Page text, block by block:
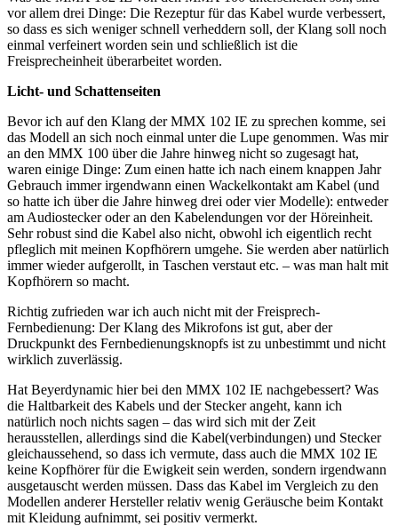
vor allem drei Dinge: Die Rezeptur für das Kabel wurde verbessert,
so dass es sich weniger schnell verheddern soll, der Klang soll noch
einmal verfeinert worden sein und schließlich ist die
Freisprecheinheit überarbeitet worden.
Licht- und Schattenseiten
Bevor ich auf den Klang der MMX 102 IE zu sprechen komme, sei
das Modell an sich noch einmal unter die Lupe genommen. Was mir
an den MMX 100 über die Jahre hinweg nicht so zugesagt hat,
waren einige Dinge: Zum einen hatte ich nach einem knappen Jahr
Gebrauch immer irgendwann einen Wackelkontakt am Kabel (und
so hatte ich über die Jahre hinweg drei oder vier Modelle): entweder
am Audiostecker oder an den Kabelendungen vor der Höreinheit.
Sehr robust sind die Kabel also nicht, obwohl ich eigentlich recht
pfleglich mit meinen Kopfhörern umgehe. Sie werden aber natürlich
immer wieder aufgerollt, in Taschen verstaut etc. – was man halt mit
Kopfhörern so macht.
Richtig zufrieden war ich auch nicht mit der Freisprech-
Fernbedienung: Der Klang des Mikrofons ist gut, aber der
Druckpunkt des Fernbedienungsknopfs ist zu unbestimmt und nicht
wirklich zuverlässig.
Hat Beyerdynamic hier bei den MMX 102 IE nachgebessert? Was
die Haltbarkeit des Kabels und der Stecker angeht, kann ich
natürlich noch nichts sagen – das wird sich mit der Zeit
herausstellen, allerdings sind die Kabel(verbindungen) und Stecker
gleichaussehend, so dass ich vermute, dass auch die MMX 102 IE
keine Kopfhörer für die Ewigkeit sein werden, sondern irgendwann
ausgetauscht werden müssen. Dass das Kabel im Vergleich zu den
Modellen anderer Hersteller relativ wenig Geräusche beim Kontakt
mit Kleidung aufnimmt, sei positiv vermerkt.